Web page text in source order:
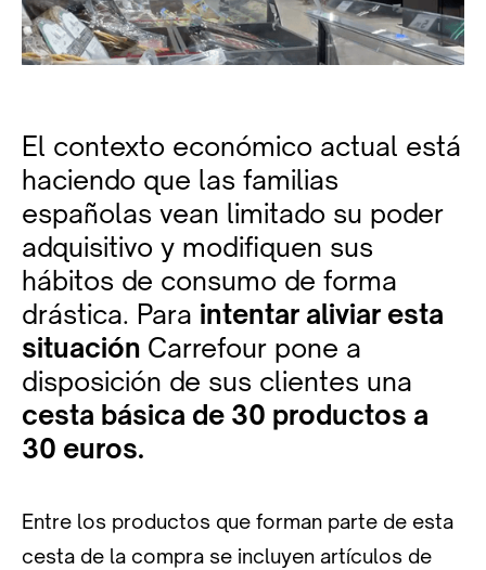
El contexto económico actual está
haciendo que las familias
españolas vean limitado su poder
adquisitivo y modifiquen sus
hábitos de consumo de forma
drástica. Para intentar aliviar esta
situación Carrefour pone a
disposición de sus clientes una
cesta básica de 30 productos a
30 euros.
Entre los productos que forman parte de esta
cesta de la compra se incluyen artículos de